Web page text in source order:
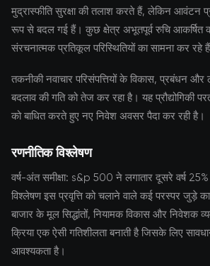
मुद्रास्फीति सुरक्षा की तलाश करते हैं, लेकिन आवंटन
रूप से बदल गई हैं। कुछ क्षेत्र अभूतपूर्व रुचि आकर्षित
संरचनात्मक प्रतिकूल परिस्थितियों का सामना कर रहे
तकनीकी नवाचार परिसंपत्तियों के विकास, प्रबंधन
बदलाव की गति को तेज कर रहा है। यह प्रौद्योगिकी
को बाधित करते हुए नए निवेश अवसर पैदा कर रही है।
रणनीतिक विश्लेषण
वर्ष-अंत समीक्षा: s&p 500 ने लगातार दूसरे वर्ष 25%
विश्लेषण इस प्रवृत्ति को चलाने वाले कई परस्पर जुड़े
बाजार के मूल सिद्धांतों, नियामक विकास और निवेशक
क्रिया एक ऐसी गतिशीलता बनाती है जिसके लिए
आवश्यकता है।